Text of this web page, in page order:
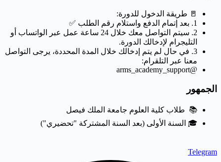
🚪 طريقة الدخول للدورة:
1. بعد إتمام الدفع واستلام رقم الطلب ✅
2. سيتم التواصل معك خلال 24 ساعة عمل عبر الواتساب أو
التليجرام لإدخالك الدورة.
3. في حال لم يتم إدخالك خلال المدة المحددة، يرجى التواصل
معنا عبر التلقرام:
@arms_academy_support
الجمهور
📚 طلاب كلية العلوم جامعة الملك فيصل
🎓 السنة الأولى (بعد السنة المشتركة "تحضيري")
Telegram